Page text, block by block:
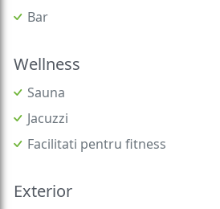
Bar
Wellness
Sauna
Jacuzzi
Facilitati pentru fitness
Exterior